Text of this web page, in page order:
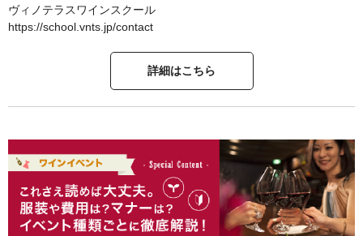
ヴィノテラスワインスクール
https://school.vnts.jp/contact
詳細はこちら